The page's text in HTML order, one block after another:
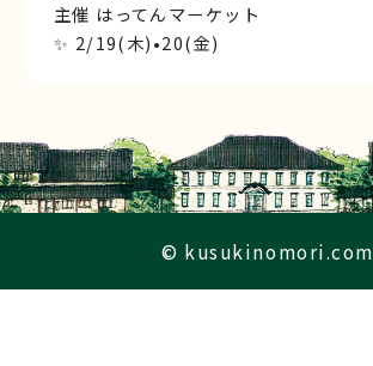
主催 はってんマーケット
✨ 2/19(木)•20(金)
© kusukinomori.com